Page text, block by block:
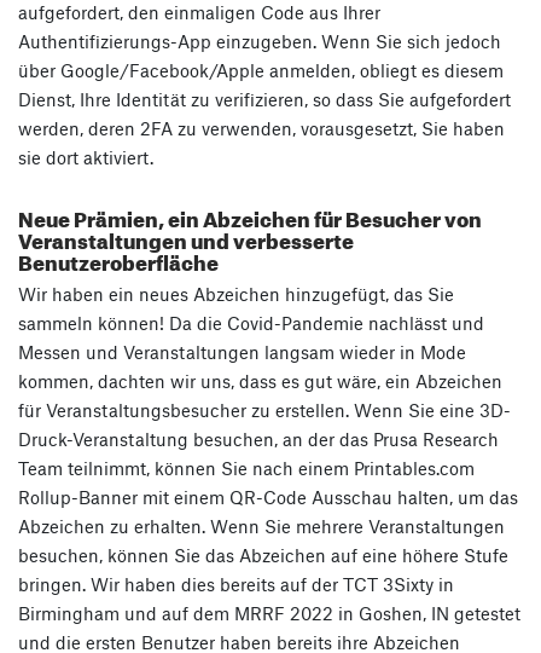
aufgefordert, den einmaligen Code aus Ihrer
Authentifizierungs-App einzugeben. Wenn Sie sich jedoch
über Google/Facebook/Apple anmelden, obliegt es diesem
Dienst, Ihre Identität zu verifizieren, so dass Sie aufgefordert
werden, deren 2FA zu verwenden, vorausgesetzt, Sie haben
sie dort aktiviert.
Neue Prämien, ein Abzeichen für Besucher von
Veranstaltungen und verbesserte
Benutzeroberfläche
Wir haben ein neues Abzeichen hinzugefügt, das Sie
sammeln können! Da die Covid-Pandemie nachlässt und
Messen und Veranstaltungen langsam wieder in Mode
kommen, dachten wir uns, dass es gut wäre, ein Abzeichen
für Veranstaltungsbesucher zu erstellen. Wenn Sie eine 3D-
Druck-Veranstaltung besuchen, an der das Prusa Research
Team teilnimmt, können Sie nach einem Printables.com
Rollup-Banner mit einem QR-Code Ausschau halten, um das
Abzeichen zu erhalten. Wenn Sie mehrere Veranstaltungen
besuchen, können Sie das Abzeichen auf eine höhere Stufe
bringen. Wir haben dies bereits auf der TCT 3Sixty in
Birmingham und auf dem MRRF 2022 in Goshen, IN getestet
und die ersten Benutzer haben bereits ihre Abzeichen